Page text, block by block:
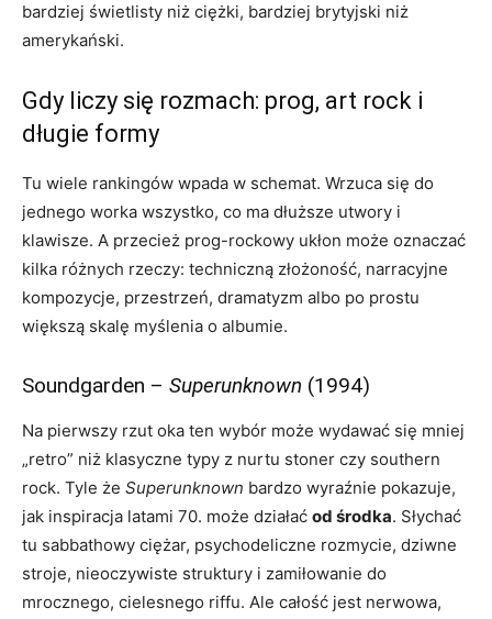
bardziej świetlisty niż ciężki, bardziej brytyjski niż
amerykański.
Gdy liczy się rozmach: prog, art rock i
długie formy
Tu wiele rankingów wpada w schemat. Wrzuca się do
jednego worka wszystko, co ma dłuższe utwory i
klawisze. A przecież prog-rockowy ukłon może oznaczać
kilka różnych rzeczy: techniczną złożoność, narracyjne
kompozycje, przestrzeń, dramatyzm albo po prostu
większą skalę myślenia o albumie.
Soundgarden – Superunknown (1994)
Na pierwszy rzut oka ten wybór może wydawać się mniej
„retro” niż klasyczne typy z nurtu stoner czy southern
rock. Tyle że Superunknown bardzo wyraźnie pokazuje,
jak inspiracja latami 70. może działać od środka. Słychać
tu sabbathowy ciężar, psychodeliczne rozmycie, dziwne
stroje, nieoczywiste struktury i zamiłowanie do
mrocznego, cielesnego riffu. Ale całość jest nerwowa,